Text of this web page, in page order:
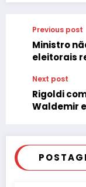
Previous post
Ministro
eleitorais
Next post
Rigoldi
Waldemir